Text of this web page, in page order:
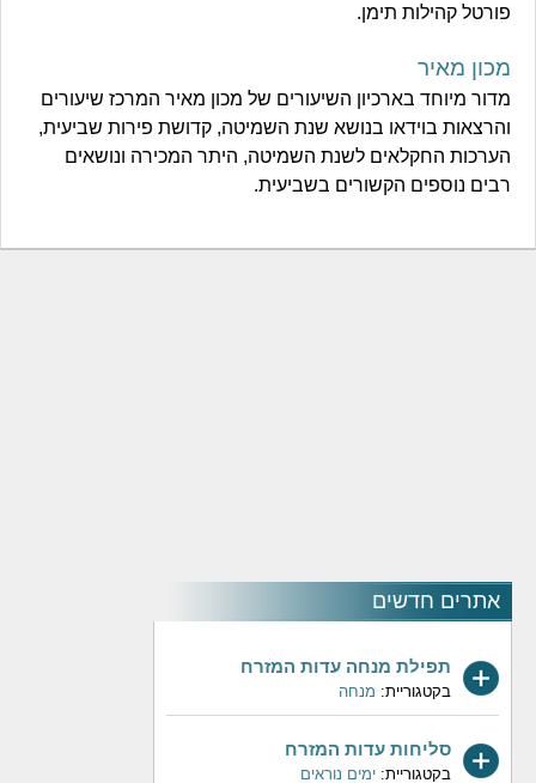
אתרים חדשים
תפילת מנחה עדות המזרח
בקטגוריית: מנחה
סליחות עדות המזרח
בקטגוריית: ימים נוראים
פורטל קהילות תימן.
מכון מאיר
מדור מיוחד בארכיון השיעורים של מכון מאיר המרכז שיעורים
והרצאות בוידאו בנושא שנת השמיטה, קדושת פירות שביעית,
הערכות החקלאים לשנת השמיטה, היתר המכירה ונושאים
רבים נוספים הקשורים בשביעית.